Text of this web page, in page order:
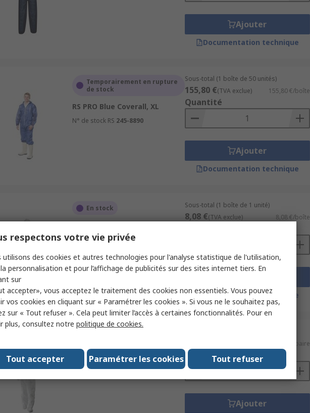
Ajouter
Documentation technique
Temporairement en rupture
de stock
RS PRO Blue Coverall, XL
N° de stock RS 245-8890
Sous-total (1 boîte de 50 unités)
155,80 €(TVA exclue) 155,80 €/boîte
Quantité
Ajouter
Documentation technique
En stock
N° de stock RS253-5123
Sous-total (1 boîte de 1 unité)
8,08 €(TVA exclue) 8,08 €/boîte
Documentation technique
RS PRO White Coverall, XL
N° de stock RS
9,29 €/paire
Quantité
Ajouter
respectons votre vie privée
utilisons des cookies et autres technologies pour l'analyse statistique de l'utilisation,
personnalisation et pour l’affichage de publicités sur des sites internet tiers. En
sur
accepter», vous acceptez le traitement des cookies non essentiels. Vous pouvez
vos cookies en cliquant sur « Paramétrer les cookies ». Si vous ne le souhaitez pas,
sur « Tout refuser ». Cela peut limiter l’accès à certaines fonctionnalités. Pour en
plus, consultez notre politique de cookies.
Tout accepter Paramétrer les cookies Tout refuser